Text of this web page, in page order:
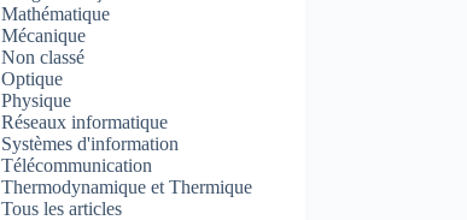
Mathématique
Mécanique
Non classé
Optique
Physique
Réseaux informatique
Systèmes d'information
Télécommunication
Thermodynamique et Thermique
Tous les articles